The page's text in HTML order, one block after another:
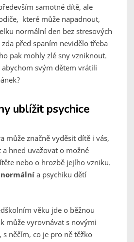
samotné dítě, ale
které může napadnout,
normální den bez stresových
před spaním nevidělo třeba
pak mohly zlé sny vzniknout.
abychom svým dětem vrátili
ublížit psychice
může značně vyděsit dítě i vás,
hned uvažovat o možné
nebo o hrozbě jejího vzniku.
normální a psychiku dětí
věku jde o běžnou
může vyrovnávat s novými
s něčím, co je pro ně těžko